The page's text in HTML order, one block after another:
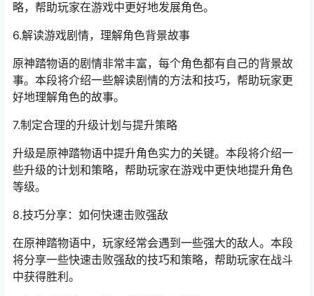
略，帮助玩家在游戏中更好地发展角色。
6.解读游戏剧情，理解角色背景故事
原神踏物语的剧情非常丰富，每个角色都有自己的背景故
事。本段将介绍一些解读剧情的方法和技巧，帮助玩家更
好地理解角色的故事。
7.制定合理的升级计划与提升策略
升级是原神踏物语中提升角色实力的关键。本段将介绍一
些升级的计划和策略，帮助玩家在游戏中更快地提升角色
等级。
8.技巧分享：如何快速击败强敌
在原神踏物语中，玩家经常会遇到一些强大的敌人。本段
将分享一些快速击败强敌的技巧和策略，帮助玩家在战斗
中获得胜利。